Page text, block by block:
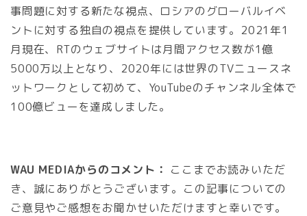
事問題に対する新たな視点、ロシアのグローバルイベ
ントに対する独自の視点を提供しています。2021年1
月現在、RTのウェブサイトは月間アクセス数が1億
5000万以上となり、2020年には世界のTVニュースネ
ットワークとして初めて、YouTubeのチャンネル全体で
100億ビューを達成しました。
WAU MEDIAからのコメント： ここまでお読みいただ
き、誠にありがとうございます。この記事についての
ご意見やご感想をお聞かせいただけますと幸いです。